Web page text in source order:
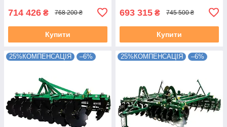
714 426 ₴ 768 200 ₴
Купити
693 315 ₴ 745 500 ₴
Купити
25%КОМПЕНСАЦІЯ –6% 25%КОМПЕНСАЦІЯ –6%